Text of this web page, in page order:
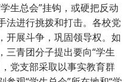
生总会”挂钩，或硬把反动
法进行挑拨和打击。各校党
开展斗争，巩固领导权。如
三青团分子提出要向“学生
党支部采取以事实教育群